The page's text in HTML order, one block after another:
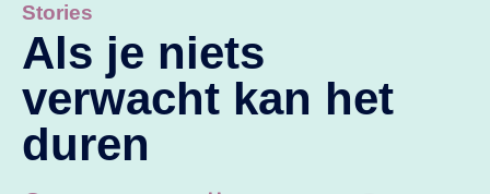
Stories
Als je niets
verwacht kan het
duren